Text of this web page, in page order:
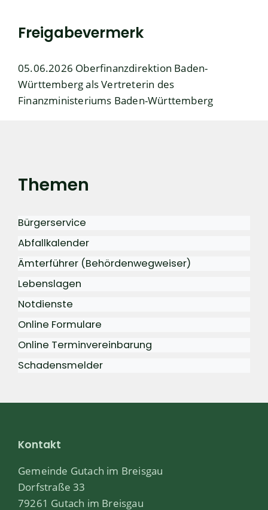
Freigabevermerk
05.06.2026 Oberfinanzdirektion Baden-
Württemberg als Vertreterin des
Finanzministeriums Baden-Württemberg
Themen
Bürgerservice
Abfallkalender
Ämterführer (Behördenwegweiser)
Lebenslagen
Notdienste
Online Formulare
Online Terminvereinbarung
Schadensmelder
Kontakt
Gemeinde Gutach im Breisgau
Dorfstraße 33
79261 Gutach im Breisgau